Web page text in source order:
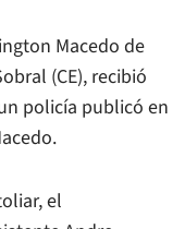
Macedo de
(CE), recibió
policía publicó en
el